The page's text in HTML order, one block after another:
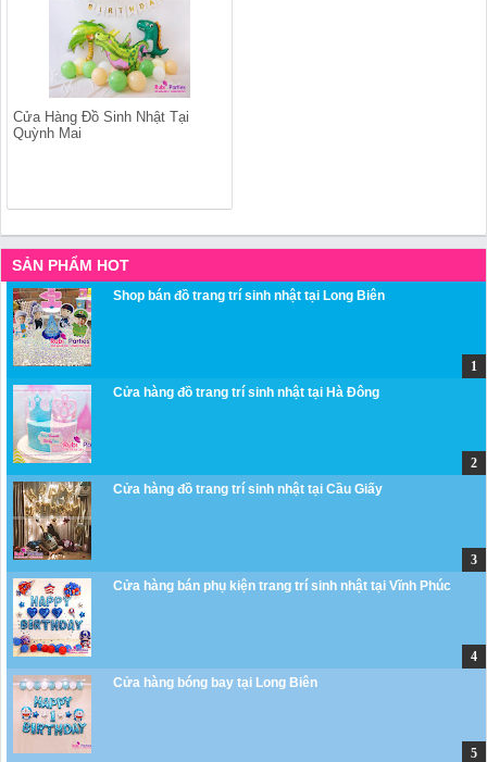
Cửa Hàng Đồ Sinh Nhật Tại
Quỳnh Mai
SẢN PHẨM HOT
Shop bán đồ trang trí sinh nhật tại Long Biên
Cửa hàng đồ trang trí sinh nhật tại Hà Đông
Cửa hàng đồ trang trí sinh nhật tại Cầu Giấy
Cửa hàng bán phụ kiện trang trí sinh nhật tại Vĩnh Phúc
Cửa hàng bóng bay tại Long Biên